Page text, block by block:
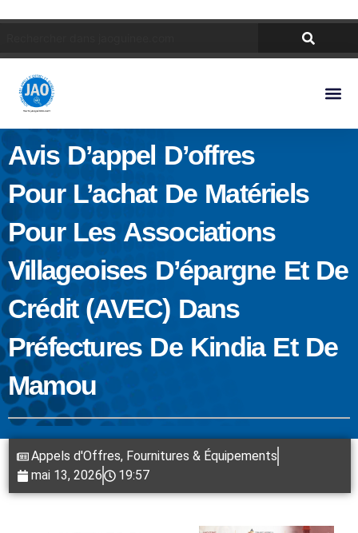
Avis D’appel D’offres
Pour L’achat De Matériels
Pour Les Associations
Villageoises D’épargne Et De
Crédit (AVEC) Dans
Préfectures De Kindia Et De
Mamou
Appels d'Offres, Fournitures & Équipements
mai 13, 2026
19:57